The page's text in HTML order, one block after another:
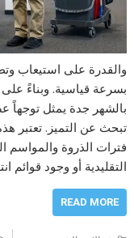
والقدرة على استيعاب
بسرعة قياسية. وبناءً
بالشهر جدة يمثل توجهاً
تبحث عن التميز. تعتبر
فترات الذروة والمواسم
التقليدية أو وجود قوائم
READ MORE